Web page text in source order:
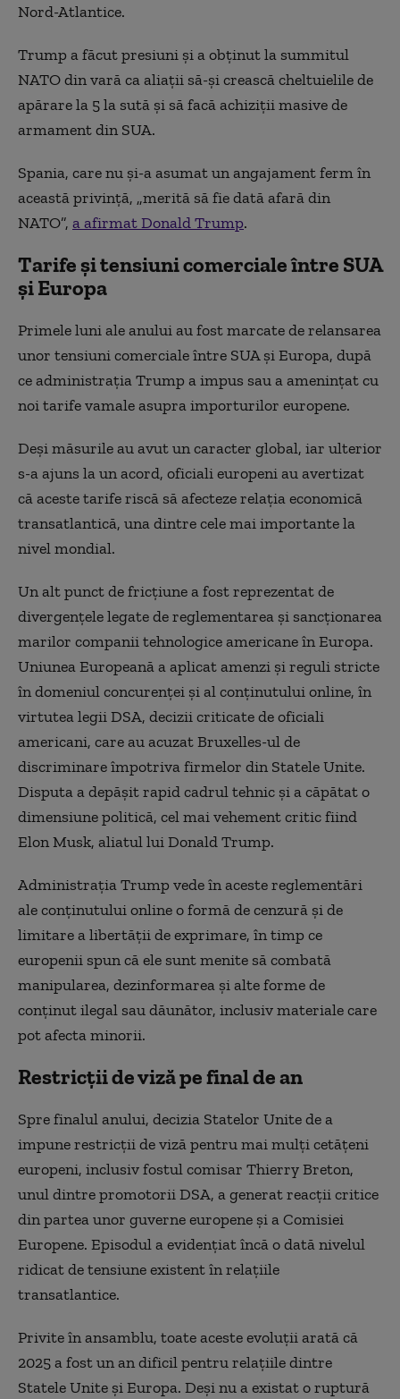
Nord-Atlantice.
Trump a făcut presiuni şi a obţinut la summitul
NATO din vară ca aliaţii să-şi crească cheltuielile de
apărare la 5 la sută şi să facă achiziţii masive de
armament din SUA.
Spania, care nu şi-a asumat un angajament ferm în
această privinţă, „merită să fie dată afară din
NATO”, a afirmat Donald Trump.
Tarife şi tensiuni comerciale între SUA
şi Europa
Primele luni ale anului au fost marcate de relansarea
unor tensiuni comerciale între SUA şi Europa, după
ce administraţia Trump a impus sau a ameninţat cu
noi tarife vamale asupra importurilor europene.
Deşi măsurile au avut un caracter global, iar ulterior
s-a ajuns la un acord, oficiali europeni au avertizat
că aceste tarife riscă să afecteze relaţia economică
transatlantică, una dintre cele mai importante la
nivel mondial.
Un alt punct de fricţiune a fost reprezentat de
divergenţele legate de reglementarea şi sancţionarea
marilor companii tehnologice americane în Europa.
Uniunea Europeană a aplicat amenzi şi reguli stricte
în domeniul concurenţei şi al conţinutului online, în
virtutea legii DSA, decizii criticate de oficiali
americani, care au acuzat Bruxelles-ul de
discriminare împotriva firmelor din Statele Unite.
Disputa a depăşit rapid cadrul tehnic şi a căpătat o
dimensiune politică, cel mai vehement critic fiind
Elon Musk, aliatul lui Donald Trump.
Administraţia Trump vede în aceste reglementări
ale conţinutului online o formă de cenzură şi de
limitare a libertăţii de exprimare, în timp ce
europenii spun că ele sunt menite să combată
manipularea, dezinformarea şi alte forme de
conţinut ilegal sau dăunător, inclusiv materiale care
pot afecta minorii.
Restricţii de viză pe final de an
Spre finalul anului, decizia Statelor Unite de a
impune restricţii de viză pentru mai mulţi cetăţeni
europeni, inclusiv fostul comisar Thierry Breton,
unul dintre promotorii DSA, a generat reacţii critice
din partea unor guverne europene şi a Comisiei
Europene. Episodul a evidenţiat încă o dată nivelul
ridicat de tensiune existent în relaţiile
transatlantice.
Privite în ansamblu, toate aceste evoluţii arată că
2025 a fost un an dificil pentru relaţiile dintre
Statele Unite şi Europa. Deşi nu a existat o ruptură